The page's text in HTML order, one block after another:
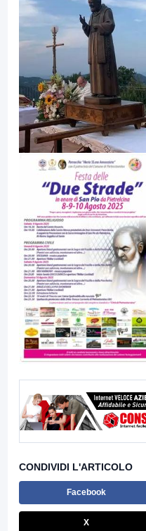
CONDIVIDI L'ARTICOLO
Facebook
X